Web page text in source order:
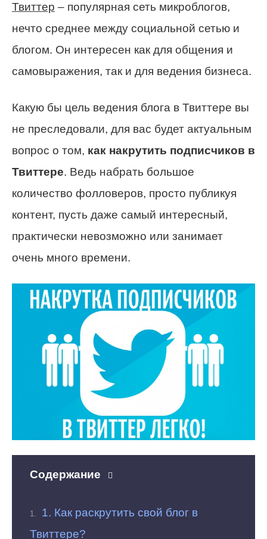
Твиттер – популярная сеть микроблогов,
нечто среднее между социальной сетью и
блогом. Он интересен как для общения и
самовыражения, так и для ведения бизнеса.
Какую бы цель ведения блога в Твиттере вы
не преследовали, для вас будет актуальным
вопрос о том, как накрутить подписчиков в
Твиттере. Ведь набрать большое
количество фолловеров, просто публикуя
контент, пусть даже самый интересный,
практически невозможно или занимает
очень много времени.
Содержание
1. Как раскрутить свой блог в
Твиттере?